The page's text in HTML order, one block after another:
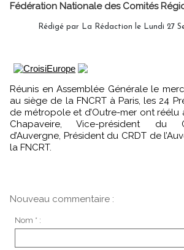
Fédération Nationale des Comités
Rédigé par La Rédaction le Lundi 27
Réunis en Assemblée Générale le mercredi 22 septembre
au siège de la FNCRT à Paris, les 24
de métropole et d’Outre-mer ont réélu
Chapaveire, Vice-président du
d’Auvergne, Président du CRDT de
la FNCRT.
Nouveau commentaire :
Nom * :